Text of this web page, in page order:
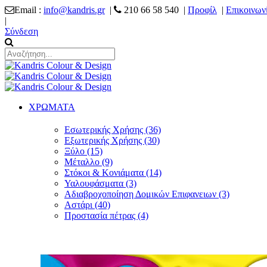
Email : info@kandris.gr| 210 66 58 540 | Προφίλ |
|
Σύνδεση
ΧΡΩΜΑΤΑ
Εσωτερικής Χρήσης (36)
Εξωτερικής Χρήσης (30)
Ξύλο (15)
Μέταλλο (9)
Στόκοι & Κονιάματα (14)
Υαλουφάσματα (3)
Αδιαβροχοποίηση Δομικών Επιφανειων (3)
Αστάρι (40)
Προστασία πέτρας (4)